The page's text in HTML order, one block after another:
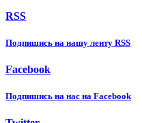
RSS
Подпишиcь на нашу ленту RSS
Facebook
Подпишиcь на нас на Facebook